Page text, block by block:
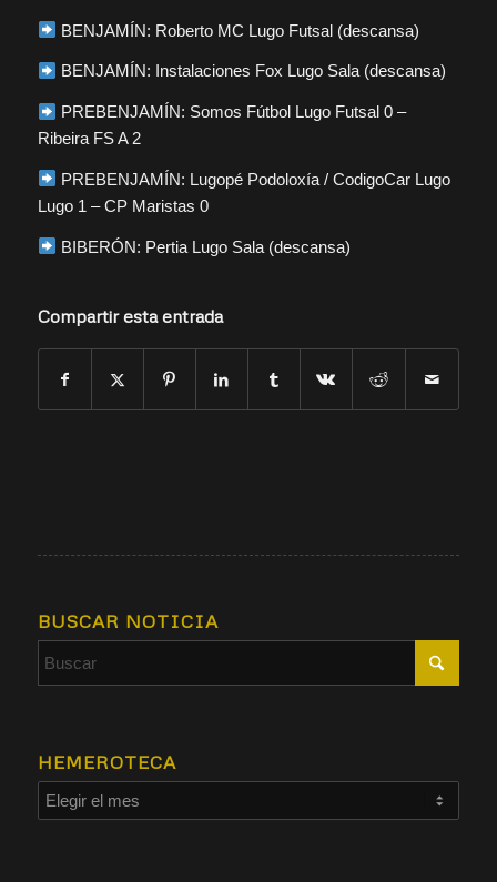
BENJAMÍN: Roberto MC Lugo Futsal (descansa)
BENJAMÍN: Instalaciones Fox Lugo Sala (descansa)
PREBENJAMÍN: Somos Fútbol Lugo Futsal 0 –
Ribeira FS A 2
PREBENJAMÍN: Lugopé Podoloxía / CodigoCar Lugo
Lugo 1 – CP Maristas 0
BIBERÓN: Pertia Lugo Sala (descansa)
Compartir esta entrada
BUSCAR NOTICIA
HEMEROTECA